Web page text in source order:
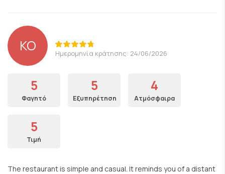
KO Ημερομηνία κράτησης: 24/06/2026
5
Φαγητό
5
Εξυπηρέτηση
4
Ατμόσφαιρα
5
Τιμή
The restaurant is simple and casual. It reminds you of a distant